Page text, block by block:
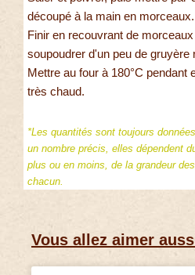
découpé à la main en morceaux.
Finir en recouvrant de
soupoudrer d'un peu de gruyère
Mettre au four à 180°C pendant
très chaud.
*Les quantités sont toujours
un nombre précis, elles dépendent
plus ou en moins, de la grandeur
chacun.
Vous allez aimer